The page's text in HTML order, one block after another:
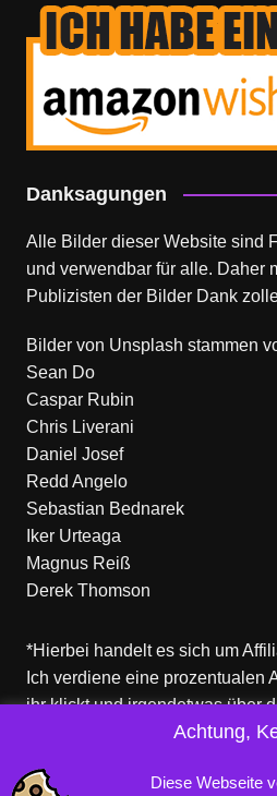
Danksagungen
Alle Bilder dieser Website sind
und verwendbar für alle. Daher
Publizisten der Bilder Dank
Bilder von Unsplash stammen
Sean Do
Caspar Rubin
Chris Liverani
Daniel Josef
Redd Angelo
Sebastian Bednarek
Iker Urteaga
Magnus Reiß
Derek Thomson
*Hierbei handelt es sich um
Ich verdiene eine prozentualen
ihr klickt und irgendetwas über
Produkte dort sind aber nicht
Achtung,
Diese Webseite